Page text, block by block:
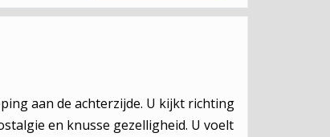
aan de achterzijde. U kijkt richting
en knusse gezelligheid. U voelt